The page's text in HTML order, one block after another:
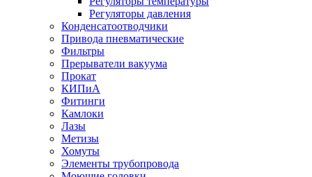
Регуляторы давления
Конденсатоотводчики
Привода пневматические
Фильтры
Прерыватели вакуума
Прокат
КИПиА
Фитинги
Камлоки
Лазы
Метизы
Хомуты
Элементы трубопровода